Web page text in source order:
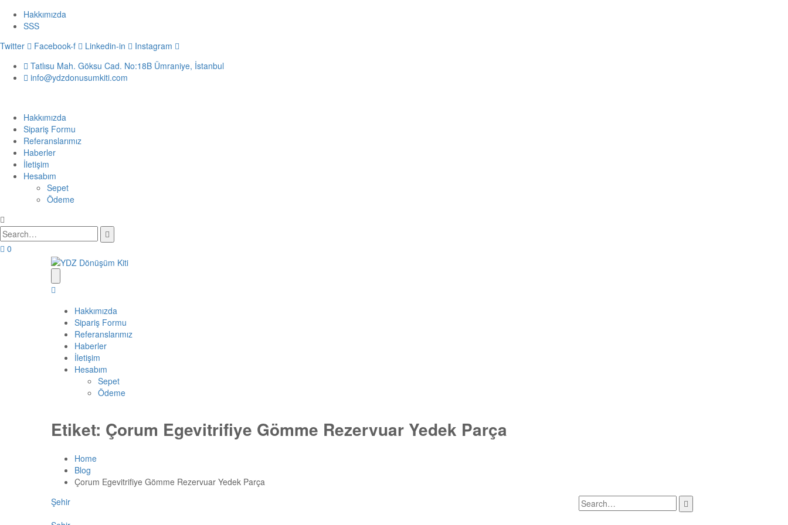
Hakkımızda
SSS
Twitter
Facebook-f Linkedin-in
Instagram
Tatlısu Mah. Göksu Cad. No:18B Ümraniye, İstanbul
info@ydzdonusumkiti.com
Hakkımızda
Sipariş Formu
Referanslarımız
Haberler
İletişim
Hesabım
Sepet
Ödeme
0
Hakkımızda
Sipariş Formu
Referanslarımız
Haberler
İletişim
Hesabım
Sepet
Ödeme
Etiket: Çorum Egevitrifiye Gömme Rezervuar Yedek Parça
Home
Blog
Çorum Egevitrifiye Gömme Rezervuar Yedek Parça
Şehir